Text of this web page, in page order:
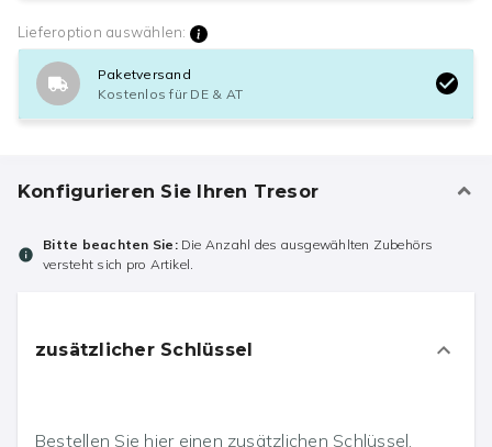
Lieferoption auswählen:
Paketversand
Kostenlos für DE & AT
Konfigurieren Sie Ihren Tresor
Bitte beachten Sie:Die Anzahl des ausgewählten Zubehörs
versteht sich pro Artikel.
zusätzlicher Schlüssel
Bestellen Sie hier einen zusätzlichen Schlüssel.